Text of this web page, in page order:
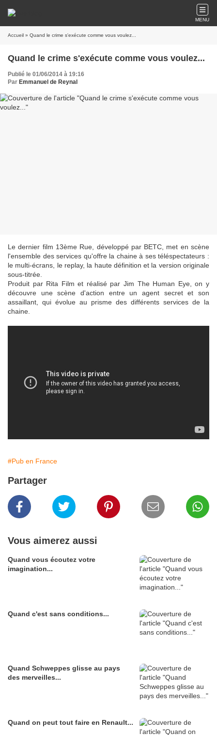
MENU
Accueil » Quand le crime s'exécute comme vous voulez...
Quand le crime s'exécute comme vous voulez...
Publié le 01/06/2014 à 19:16
Par Emmanuel de Reynal
Le dernier film 13ème Rue, développé par BETC, met en scène
l'ensemble des services qu'offre la chaine à ses téléspectateurs :
le multi-écrans, le replay, la haute définition et la version originale
sous-titrée.
Produit par Rita Film et réalisé par Jim The Human Eye, on y
découvre une scène d'action entre un agent secret et son
assaillant, qui évolue au prisme des différents services de la
chaine.
#Pub en France
Partager
Vous aimerez aussi
Quand vous écoutez votre
imagination...
Quand c'est sans conditions...
Quand Schweppes glisse au pays
des merveilles...
Quand on peut tout faire en Renault...